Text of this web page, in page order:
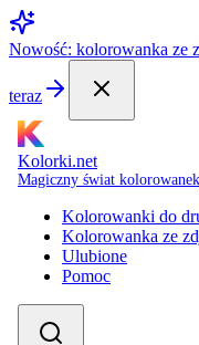
Nowość: kolorowanka ze
teraz
Kolorki.net
Magiczny świat kolorowanek
Kolorowanki do
Kolorowanka ze
Ulubione
Pomoc